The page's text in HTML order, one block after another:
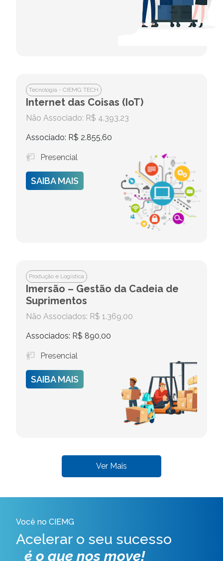
Tecnologia - CIEMG TECH
Internet das Coisas (IoT)
Não Associado: R$ 4.393,23
Associado: R$ 2.855,60
Presencial
SAIBA MAIS
Produção e Logística
Imersão – Gestão da Cadeia de
Suprimentos
Não Associados: R$ 1.369,00
Associados: R$ 890,00
Presencial
SAIBA MAIS
Ver Mais
Você no CIEMG
Acelerar o seu sucesso
é o que nos move!